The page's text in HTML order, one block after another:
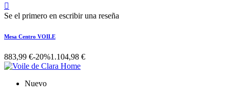

Se el primero en escribir una reseña
Mesa Centro VOILE
883,99 €-20%1.104,98 €
Nuevo